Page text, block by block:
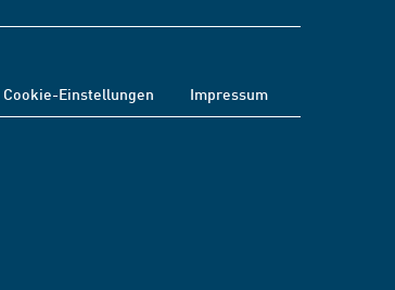
Cookie-Einstellungen Impressum